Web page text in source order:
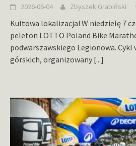
2026-06-04 Zbyszek Grabiński
Kultowa lokalizacja! W niedzielę 7
peleton LOTTO Poland Bike
podwarszawskiego Legionowa. Cykl
górskich, organizowany [...]